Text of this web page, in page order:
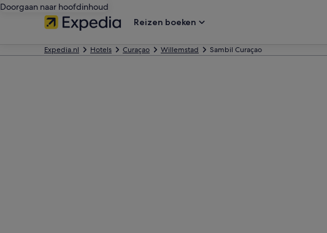
Doorgaan naar hoofdinhoud
Reizen boeken
Expedia.nl Hotels Curaçao Willemstad Sambil Curaçao